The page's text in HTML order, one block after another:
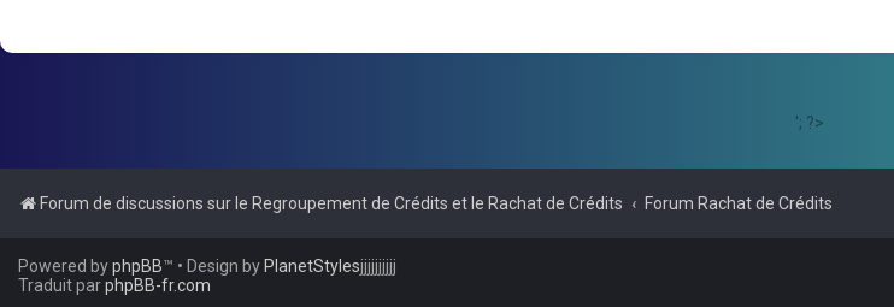
'; ?>
Forum de discussions sur le Regroupement de Crédits et le Rachat de Crédits Forum Rachat de Crédits
Powered byphpBB™ • Design by PlanetStylesjjjjjjjjjj
Traduit parphpBB-fr.com